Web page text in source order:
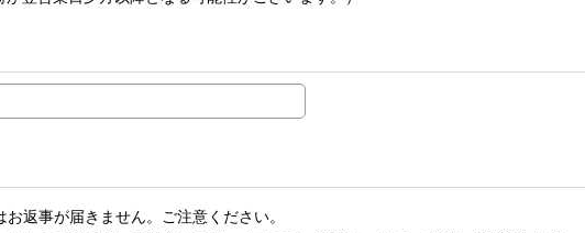
返事が届きません。ご注意ください。